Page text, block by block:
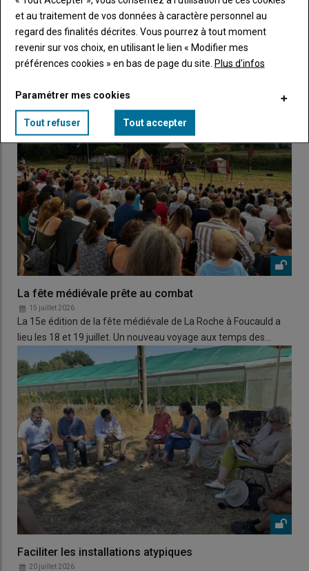
LES PLUS LUS
La fête médiévale prête au combat
15 juillet 2026
La 15e édition de la fête médiévale de La Roche à Foucauld a
lieu les 18 et 19 juillet. Un nouveau voyage aux temps des…
Faciliter les installations atypiques
20 juillet 2026
et au traitement de vos données à caractère personnel au
regard des finalités décrites. Vous pourrez à tout moment
revenir sur vos choix, en utilisant le lien « Modifier mes
préférences cookies » en bas de page du site. Plus d'infos
Paramétrer mes cookies
Tout refuser Tout accepter